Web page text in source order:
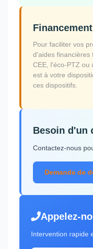
Pour faciliter vos
d'aides financières
CEE, l'éco-PTZ ou
est à votre
ces dispositifs.
Besoin d'un
Contactez-nous
Demande de
Appelez-
Intervention rapide